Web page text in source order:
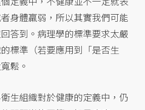
身體羸弱，所以其實我們可能
答到。病理學的標準要求太嚴
標準（若要應用到「是否生
鬆。
生組織對於健康的定義中，仍